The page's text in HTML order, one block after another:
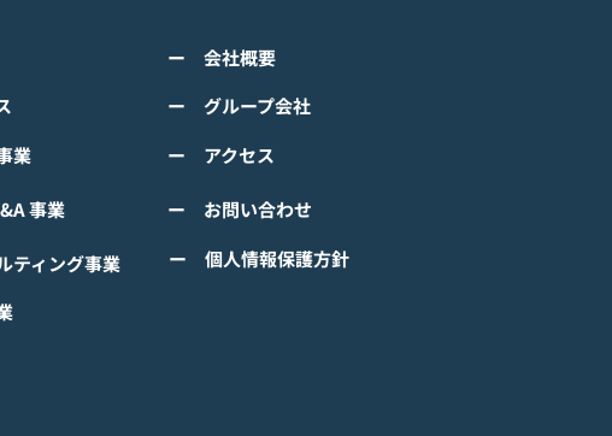
のぼの なにしてる？』<span
class="space"></span>グロ
詳しくは下記PDFをご確認くださ
い。 【ゲームオン プレスリリ
ース】 TVアニメーション 『ぼの
ぼの なにしてる？』事前登録受
業
事業
ティング事業
ー 会社概要
ー グループ会社
ー アクセス
ー お問い合わせ
ー 個人情報保護方針